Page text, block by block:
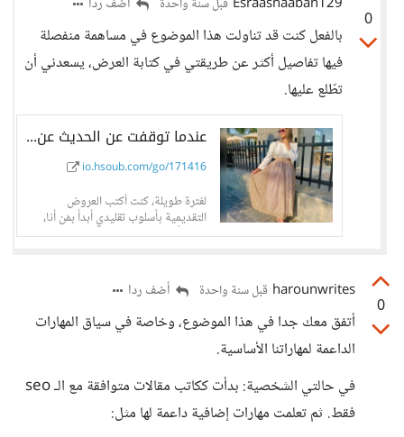
0
قبل سنة واحدة
بالفعل كنت قد تناولت هذا الموضوع في مساهمة منفصلة
فيها تفاصيل أكثر عن طريقتي في كتابة العرض، يسعدني أن
تطّلع عليها.
عندما توقفت عن الحديث عن نفسي... وبدأت أتحدث عن مشروع العميل، تغيّرت النتائج...
io.hsoub.com/go/171416
لفترة طويلة، كنت أكتب العروض
التقديمية بأسلوب تقليدي أبدأ بمَن أنا،
وماذا أفعل، وما المهارات التي
0
harounwrites قبل سنة واحدة أضف ردا
أتفق معك جدا في هذا الموضوع، وخاصة في سياق المهارات
الداعمة لمهاراتنا الأساسية.
في حالتي الشخصية: بدأت ككاتب مقالات متوافقة مع الـ seo
فقط. ثم تعلمت مهارات إضافية داعمة لها مثل: